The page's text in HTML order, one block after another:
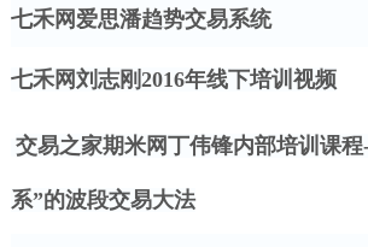
七禾网爱思潘趋势交易系统
七禾网刘志刚2016年线下培训视频
交易之家期米网丁伟锋内部培训课程
系”的波段交易大法